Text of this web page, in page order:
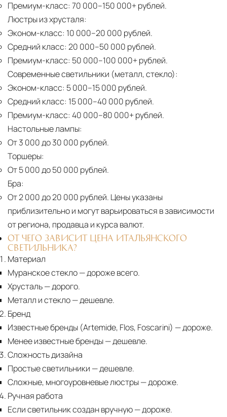
Премиум-класс: 70 000–150 000+ рублей.
Люстры из хрусталя:
Эконом-класс: 10 000–20 000 рублей.
Средний класс: 20 000–50 000 рублей.
Премиум-класс: 50 000–100 000+ рублей.
Современные светильники (металл, стекло):
Эконом-класс: 5 000–15 000 рублей.
Средний класс: 15 000–40 000 рублей.
Премиум-класс: 40 000–80 000+ рублей.
Настольные лампы:
От 3 000 до 30 000 рублей.
Торшеры:
От 5 000 до 50 000 рублей.
Бра:
От 2 000 до 20 000 рублей. Цены указаны
приблизительно и могут варьироваться в зависимости
от региона, продавца и курса валют.
ОТ ЧЕГО ЗАВИСИТ ЦЕНА ИТАЛЬЯНСКОГО
СВЕТИЛЬНИКА?
Материал
Муранское стекло— дороже всего.
Хрусталь— дорого.
Металл и стекло— дешевле.
Бренд
Известные бренды (Artemide, Flos, Foscarini) — дороже.
Менее известные бренды— дешевле.
Сложность дизайна
Простые светильники — дешевле.
Сложные, многоуровневые люстры— дороже.
Ручная работа
Если светильник создан вручную— дороже.